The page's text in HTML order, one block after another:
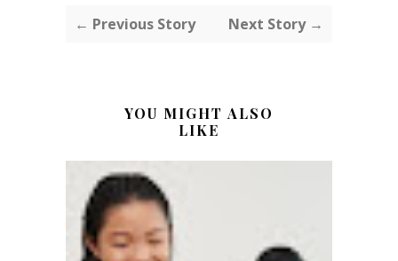
← Previous Story Next Story →
YOU MIGHT ALSO
LIKE